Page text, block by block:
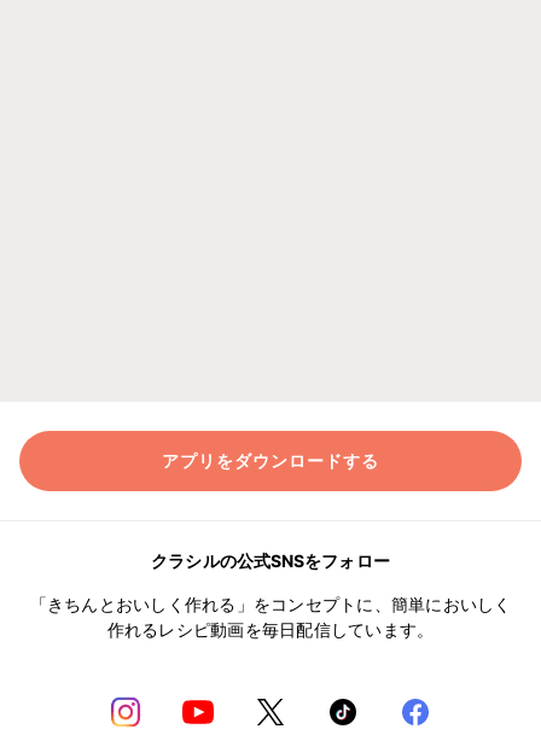
アプリをダウンロードする
クラシルの公式SNSをフォロー
「きちんとおいしく作れる」をコンセプトに、簡単においしく
作れるレシピ動画を毎日配信しています。